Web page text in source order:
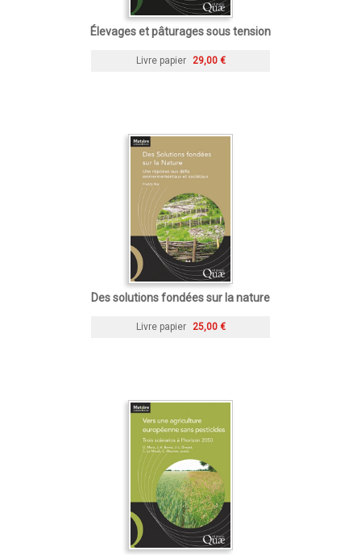
Élevages et pâturages sous tension
Livre papier 29,00 €
Des solutions fondées sur la nature
Livre papier 25,00 €